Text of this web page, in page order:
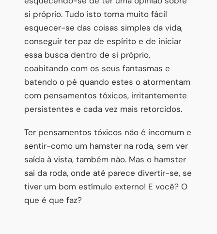
si próprio. Tudo isto torna muito fácil
esquecer-se das coisas simples da vida,
conseguir ter paz de espírito e de iniciar
essa busca dentro de si próprio,
coabitando com os seus fantasmas e
batendo o pé quando estes o atormentam
com pensamentos tóxicos, irritantemente
persistentes e cada vez mais retorcidos.
Ter pensamentos tóxicos não é incomum e
sentir-como um hamster na roda, sem ver
saída à vista, também não. Mas o hamster
sai da roda, onde até parece divertir-se, se
tiver um bom estímulo externo! E você? O
que é que faz?